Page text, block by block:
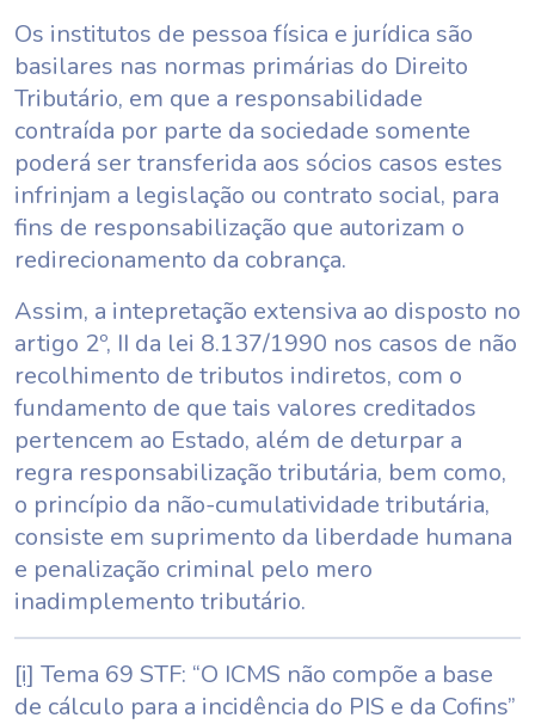
Os institutos de pessoa física e jurídica são
basilares nas normas primárias do Direito
Tributário, em que a responsabilidade
contraída por parte da sociedade somente
poderá ser transferida aos sócios casos estes
infrinjam a legislação ou contrato social, para
fins de responsabilização que autorizam o
redirecionamento da cobrança.
Assim, a intepretação extensiva ao disposto no
artigo 2º, II da lei 8.137/1990 nos casos de não
recolhimento de tributos indiretos, com o
fundamento de que tais valores creditados
pertencem ao Estado, além de deturpar a
regra responsabilização tributária, bem como,
o princípio da não-cumulatividade tributária,
consiste em suprimento da liberdade humana
e penalização criminal pelo mero
inadimplemento tributário.
[i] Tema 69 STF: “O ICMS não compõe a base
de cálculo para a incidência do PIS e da Cofins”